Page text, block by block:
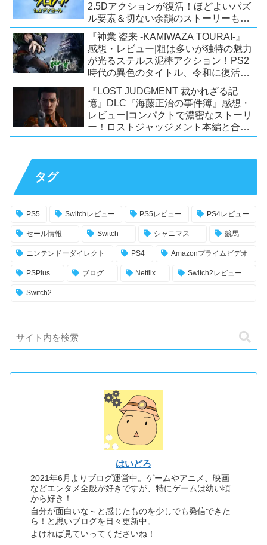
2.5Dアクションが復活！ほどよいパズ
ル要素＆切ない余韻のストーリーも魅
力！【Switch/PS5/PS4/Xbox
X|S/Xone/PC】
『神業 盗来 -KAMIWAZA TOURAI-』
感想・レビュー|粗は多いが独特の魅力
が光るステルス泥棒アクション！PS2
時代の異色のタイトル、令和に復活！
【Switch/PS4/Steam】
『LOST JUDGMENT 裁かれざる記
憶』DLC『海藤正治の事件簿』感想・
レビュー|コンパクトで濃密なストーリ
ー！ロストジャッジメント本編と合わ
せておすすめの満足度の高いDLC！
タグ
PS5 Switchレビュー PS5レビュー PS4レビュー
セール情報 Switch シャニマス 競馬
ニンテンドーダイレクト PS4 Amazonプライムビデオ
PSPlus ブログ Netflix Switch2レビュー
Switch2
はいどろ
2021年6月よりブログ運営中。ゲームやアニメ、映画
などエンタメ全般が好きですが、特にゲームは幼い頃
から好き！
自分が面白いな～と感じたものを少しでも発信できた
ら！と思いブログを日々更新中。
よければ見ていってくださいね！